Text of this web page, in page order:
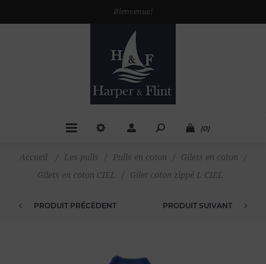
Bienvenue!
(0)
Accueil / Les pulls / Pulls en coton / Gilets en coton
/
Gilets en coton CIEL
/ Gilet coton zippé L CIEL
PRODUIT PRÉCÉDENT PRODUIT SUIVANT